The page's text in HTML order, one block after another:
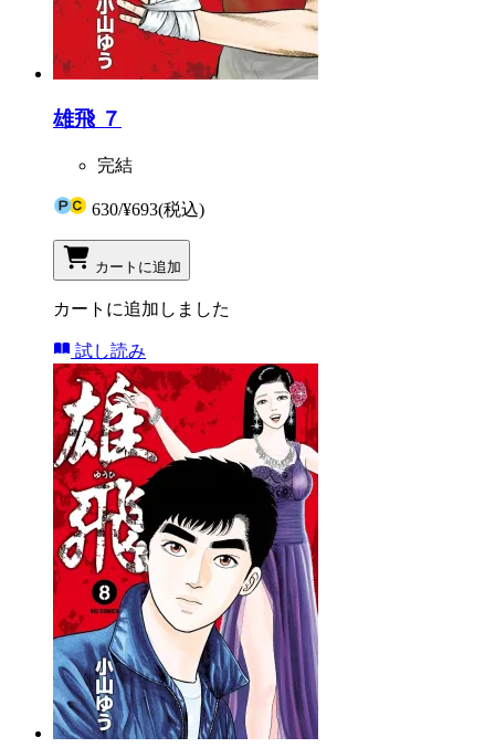
雄飛 ７
完結
630/¥693(税込)
カートに追加
カートに追加しました
試し読み